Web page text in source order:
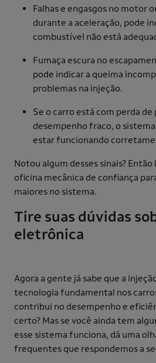
Falhas e engasgos no motor
durante a aceleração, pode
combustível não está
Fumaça escura no
pode indicar a queima
problemas na injeção.
Se o carro está com perda
desempenho fraco, o
estar funcionando
Notou algum desses sinais?
oficina mecânica de confiança
maiores no sistema.
Tire suas dúvidas
eletrônica
Agora a gente já sabe que a
tecnologia fundamental nos
contribui no desempenho e
certo? Mas se você ainda tem
esse sistema funciona, dá uma
frequentes que respondemos a